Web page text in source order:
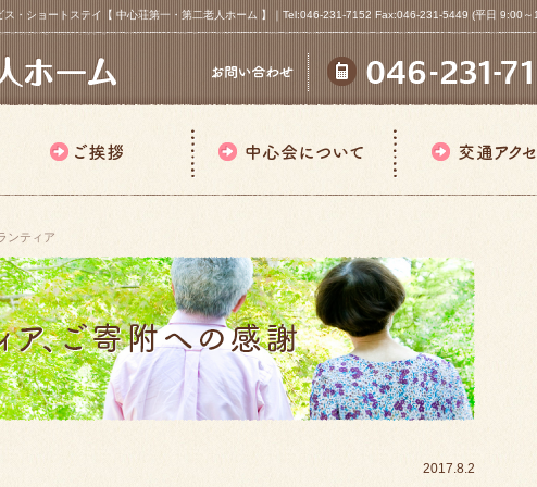
ス・ショートステイ【 中心荘第一・第二老人ホーム 】｜Tel:046-231-7152 Fax:046-231-5449 (平日 9:00
ンティア
2017.8.2